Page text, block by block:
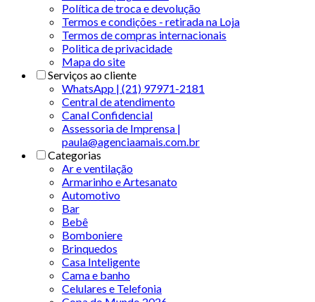
Política de troca e devolução
Termos e condições - retirada na Loja
Termos de compras internacionais
Politica de privacidade
Mapa do site
Serviços ao cliente
WhatsApp | (21) 97971-2181
Central de atendimento
Canal Confidencial
Assessoria de Imprensa |
paula@agenciaamais.com.br
Categorias
Ar e ventilação
Armarinho e Artesanato
Automotivo
Bar
Bebê
Bomboniere
Brinquedos
Casa Inteligente
Cama e banho
Celulares e Telefonia